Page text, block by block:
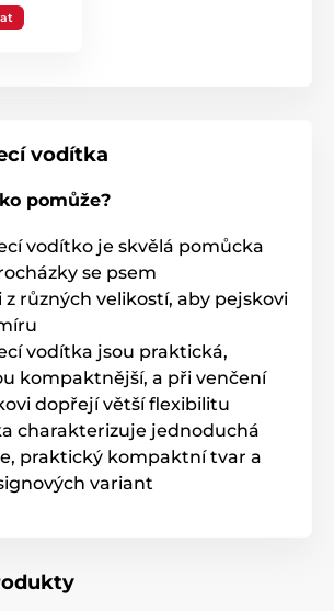
setkání s jiným psem, kolemjdoucí
auto,
vodítko Reedog Senza vám
kontrolu intuitivním ovládáním
Jedním stiskem si tak pohotově
nebo uvolníte speciální lanko
nikdy nezamotá.
se mohou změnit bez
Obrázky mají pouze
Potřeby pro venčení
vodítka
pomůže?
vodítko je skvělá pomůcka
se psem
z různých velikostí, aby pejskovi
vodítka jsou praktická,
kompaktnější, a při venčení
dopřejí větší flexibilitu
charakterizuje jednoduchá
praktický kompaktní tvar a
variant